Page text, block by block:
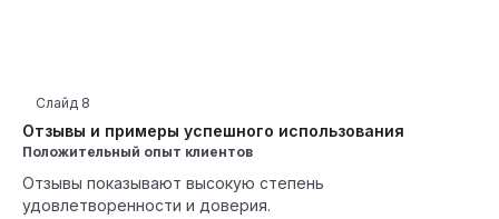
Отзывы и примеры успешного использования
Слайд 8
Положительный опыт клиентов
Отзывы показывают высокую степень
удовлетворенности и доверия.